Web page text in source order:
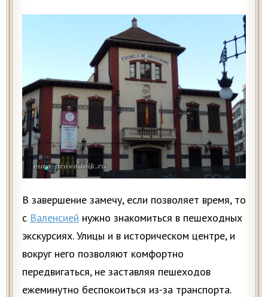
В завершение замечу, если позволяет время, то
с Валенсией нужно знакомиться в пешеходных
экскурсиях. Улицы и в историческом центре, и
вокруг него позволяют комфортно
передвигаться, не заставляя пешеходов
ежеминутно беспокоиться из-за транспорта.